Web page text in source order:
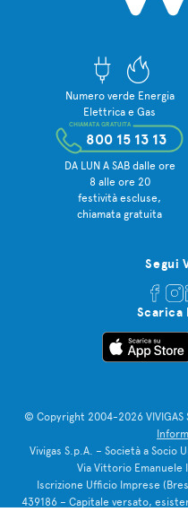
Numero verde Energia
Elettrica e Gas
800 15 13 13
CHIAMATA GRATUITA
DA LUN A SAB dalle ore
8 alle ore 20
festività escluse,
chiamata gratuita
Segui
Scarica
© Copyright 2004-2026 VIVIGAS
Vivigas S.p.A. – Società a Socio
Via Vittorio Emanuele
Iscrizione Ufficio Imprese
439186 – Capitale versato,